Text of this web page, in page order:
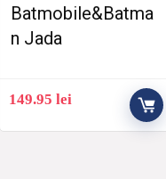
Batmobile&Batma
n Jada
149.95lei